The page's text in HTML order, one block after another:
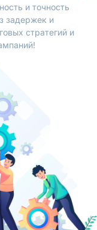
и точность
задержек и
стратегий и